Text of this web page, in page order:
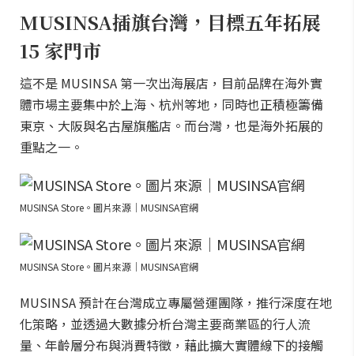
MUSINSA插旗台灣，目標五年拓展
15 家門市
這不是 MUSINSA 第一次出海展店，目前品牌在海外實
體市場主要集中於上海、杭州等地，同時也正積極籌備
東京、大阪與名古屋旗艦店。而台灣，也是海外拓展的
重點之一。
MUSINSA Store。圖片來源｜MUSINSA官網
MUSINSA Store。圖片來源｜MUSINSA官網
MUSINSA 預計在台灣成立專屬營運團隊，推行深度在地
化策略，並透過大數據分析台灣主要商業區的行人流
量、年齡層分布與消費特徵，藉此擴大實體線下的接觸